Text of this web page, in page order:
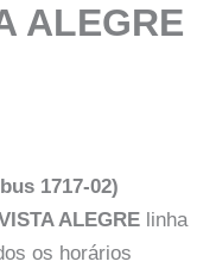
ALEGRE
1717-02)
ALEGRE linha
os horários